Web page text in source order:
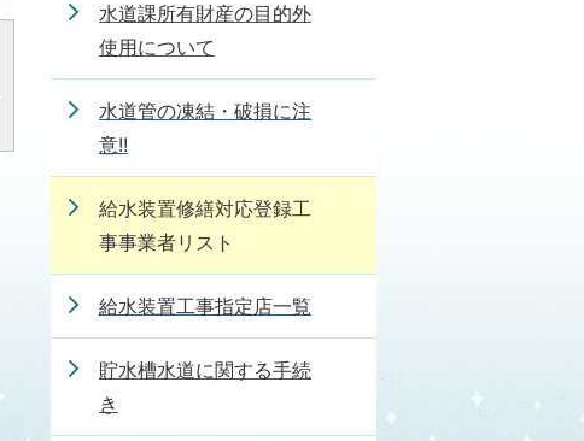
水道課所有財産の目的外
使用について
水道管の凍結・破損に注
意!!
給水装置修繕対応登録工
事事業者リスト
給水装置工事指定店一覧
貯水槽水道に関する手続
き